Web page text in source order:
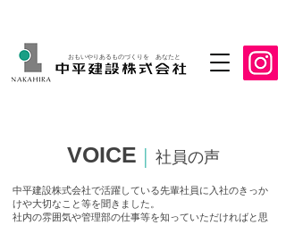
おもいやりあるものづくりを あなたと
VOICE 社員の声
中平建設株式会社で活躍している先輩社員に入社のきっか
けや大切なこと等を聞きました。
社内の雰囲気や管理部の仕事等を知っていただければと思